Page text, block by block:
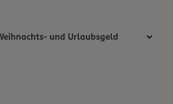
und Urlaubsgeld